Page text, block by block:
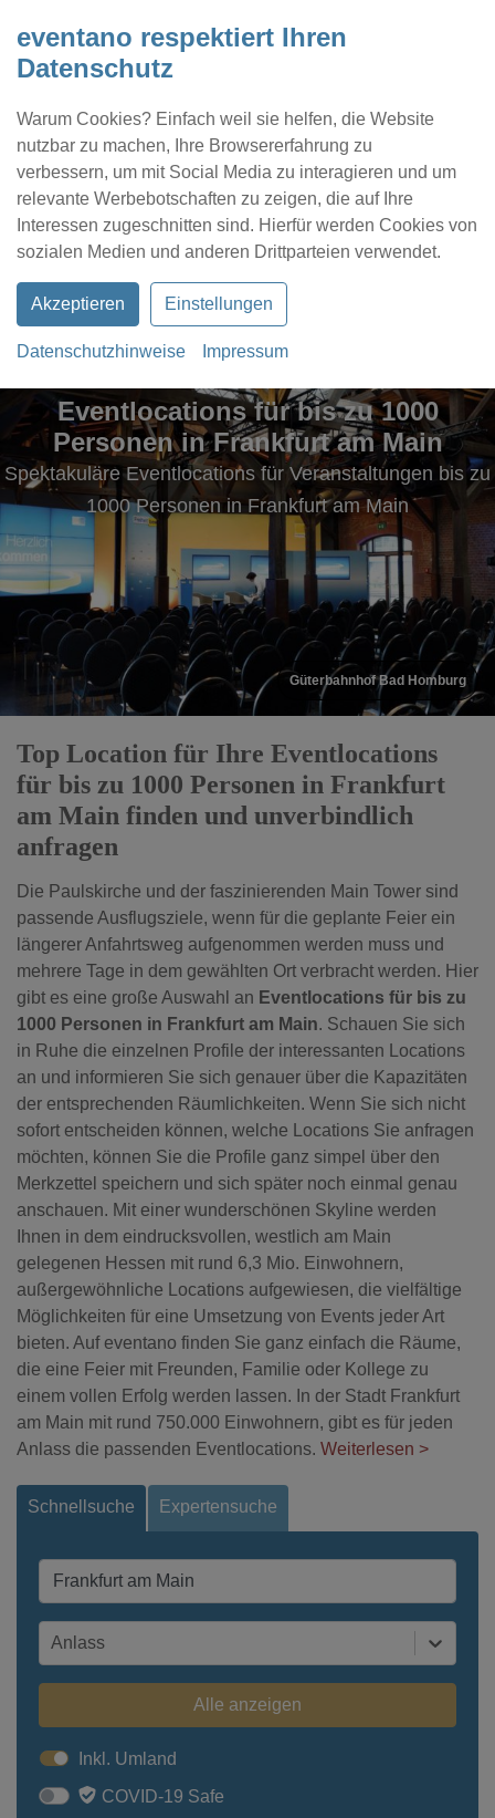
eventano respektiert Ihren
Datenschutz
Warum Cookies? Einfach weil sie helfen, die Website
nutzbar zu machen, Ihre Browsererfahrung zu
verbessern, um mit Social Media zu interagieren und um
relevante Werbebotschaften zu zeigen, die auf Ihre
Interessen zugeschnitten sind. Hierfür werden Cookies von
sozialen Medien und anderen Drittparteien verwendet.
Akzeptieren Einstellungen
Datenschutzhinweise Impressum
Kontakt Location eintragen Profil
Eventlocations für bis zu 1000
Personen in Frankfurt am Main
Spektakuläre Eventlocations für Veranstaltungen bis zu
1000 Personen in Frankfurt am Main
UNION HALLE Frankfurt
Eventlocations für bis zu 1000
Personen in Frankfurt am Main
Spektakuläre Eventlocations für Veranstaltungen bis zu
1000 Personen in Frankfurt am Main
Güterbahnhof Bad Homburg
Top Location für Ihre Eventlocations
für bis zu 1000 Personen in Frankfurt
am Main finden und unverbindlich
anfragen
Die Paulskirche und der faszinierenden Main Tower sind
passende Ausflugsziele, wenn für die geplante Feier ein
längerer Anfahrtsweg aufgenommen werden muss und
mehrere Tage in dem gewählten Ort verbracht werden. Hier
gibt es eine große Auswahl an Eventlocations für bis zu
1000 Personen in Frankfurt am Main. Schauen Sie sich
in Ruhe die einzelnen Profile der interessanten Locations
an und informieren Sie sich genauer über die Kapazitäten
der entsprechenden Räumlichkeiten. Wenn Sie sich nicht
sofort entscheiden können, welche Locations Sie anfragen
möchten, können Sie die Profile ganz simpel über den
Merkzettel speichern und sich später noch einmal genau
anschauen. Mit einer wunderschönen Skyline werden
Ihnen in dem eindrucksvollen, westlich am Main
gelegenen Hessen mit rund 6,3 Mio. Einwohnern,
außergewöhnliche Locations aufgewiesen, die vielfältige
Möglichkeiten für eine Umsetzung von Events jeder Art
bieten. Auf eventano finden Sie ganz einfach die Räume,
die eine Feier mit Freunden, Familie oder Kollege zu
einem vollen Erfolg werden lassen. In der Stadt Frankfurt
am Main mit rund 750.000 Einwohnern, gibt es für jeden
Anlass die passenden Eventlocations. Weiterlesen >
Schnellsuche Expertensuche
Anlass
Alle anzeigen
Inkl. Umland
COVID-19 Safe